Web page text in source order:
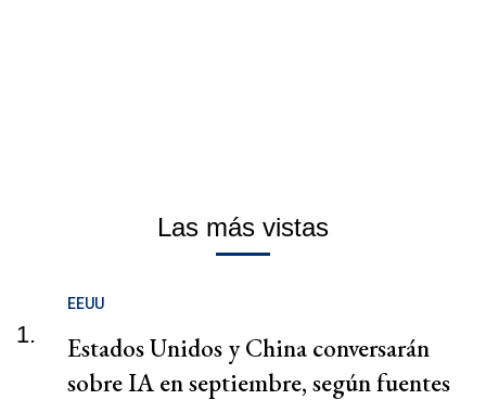
Las más vistas
1.
EEUU
Estados Unidos y China conversarán
sobre IA en septiembre, según fuentes